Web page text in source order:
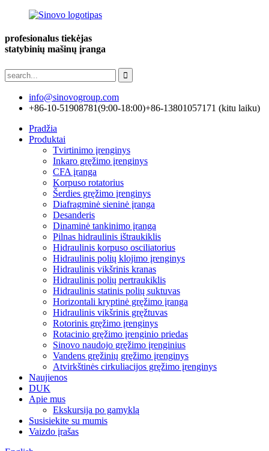
profesionalus tiekėjas
statybinių mašinų įranga
info@sinovogroup.com
+86-10-51908781(9:00-18:00)+86-13801057171 (kitu laiku)
Pradžia
Produktai
Tvirtinimo įrenginys
Inkaro gręžimo įrenginys
CFA įranga
Korpuso rotatorius
Šerdies gręžimo įrenginys
Diafragminė sieninė įranga
Desanderis
Dinaminė tankinimo įranga
Pilnas hidraulinis ištraukiklis
Hidraulinis korpuso osciliatorius
Hidraulinis polių klojimo įrenginys
Hidraulinis vikšrinis kranas
Hidraulinis polių pertraukiklis
Hidraulinis statinis polių suktuvas
Horizontali kryptinė gręžimo įranga
Hidraulinis vikšrinis gręžtuvas
Rotorinis gręžimo įrenginys
Rotacinio gręžimo įrenginio priedas
Sinovo naudojo gręžimo įrenginius
Vandens gręžinių gręžimo įrenginys
Atvirkštinės cirkuliacijos gręžimo įrenginys
Naujienos
DUK
Apie mus
Ekskursija po gamyklą
Susisiekite su mumis
Vaizdo įrašas